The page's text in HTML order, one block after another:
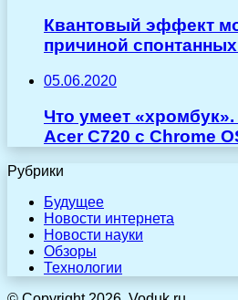
Квантовый эффект
причиной
05.06.2020
Что умеет
Acer C720 с Chrome
Рубрики
Будущее
Новости интернета
Новости науки
Обзоры
Технологии